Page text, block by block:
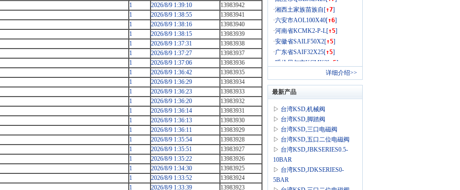
1 2026/8/9 1:39:10
13983942
1 2026/8/9 1:38:55
13983941
1 2026/8/9 1:38:16
13983940
1 2026/8/9 1:38:15
13983939
1 2026/8/9 1:37:31
13983938
1 2026/8/9 1:37:27
13983937
1 2026/8/9 1:37:06
13983936
1 2026/8/9 1:36:42
13983935
1 2026/8/9 1:36:29
13983934
1 2026/8/9 1:36:23
13983933
1 2026/8/9 1:36:20
13983932
1 2026/8/9 1:36:14
13983931
1 2026/8/9 1:36:13
13983930
1 2026/8/9 1:36:11
13983929
1 2026/8/9 1:35:54
13983928
1 2026/8/9 1:35:51
13983927
1 2026/8/9 1:35:22
13983926
1 2026/8/9 1:34:30
13983925
1 2026/8/9 1:33:52
13983924
1 2026/8/9 1:33:39
13983923
湘西土家族苗族自[ ↑7]
六安市AOL100X40[ ↑6]
河南省KCMK2-P-L[ ↑5]
安徽省SAILF50X2[ ↑5]
广东省SAIF32X25[ ↑5]
呼伦贝尔市KCMK2[ ↑5]
↑5]
·张掖市KSCS-LN-F[↑4]
·吉林省KCDQ2-40X[
·吐鲁番地区SCD10[
· 牛首山[↑16]
· 上海涂胶机器人[ ↑11]
宁夏喷涂机器人[ ↑11
· 辽宁省SC40X800-[↑9]
·邵阳市4A310-10L[
·十堰市KCMK2-B-T[↑7]
详细介绍>>
最新产品
▷ 台湾KSD,机械阀
▷ 台湾KSD,脚踏阀
▷ 台湾KSD,三口电磁阀
▷ 台湾KSD,五口二位电磁阀
▷ 台湾KSD,JBKSERIES0.5-
10BAR
▷ 台湾KSD,JDKSERIES0-
5BAR